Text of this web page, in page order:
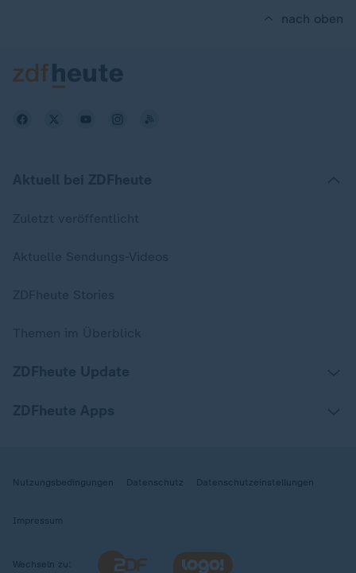
nach oben
Nutzungsbedingungen Datenschutz Datenschutzeinstellungen
Impressum
Wechseln zu: